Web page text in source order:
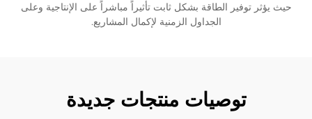
حيث يؤثر توفير الطاقة بشكل ثابت تأثيراً مباشراً على الإنتاجية وعلى
الجداول الزمنية لإكمال المشاريع.
توصيات منتجات جديدة